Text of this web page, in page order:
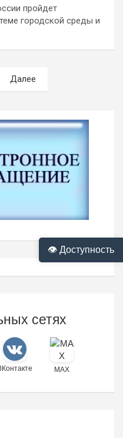
пройдет
городской среды и
Далее
👁 Доступность
сетях
MAX